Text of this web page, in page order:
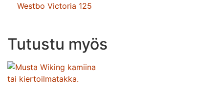
Westbo Victoria 125
Tutustu myös